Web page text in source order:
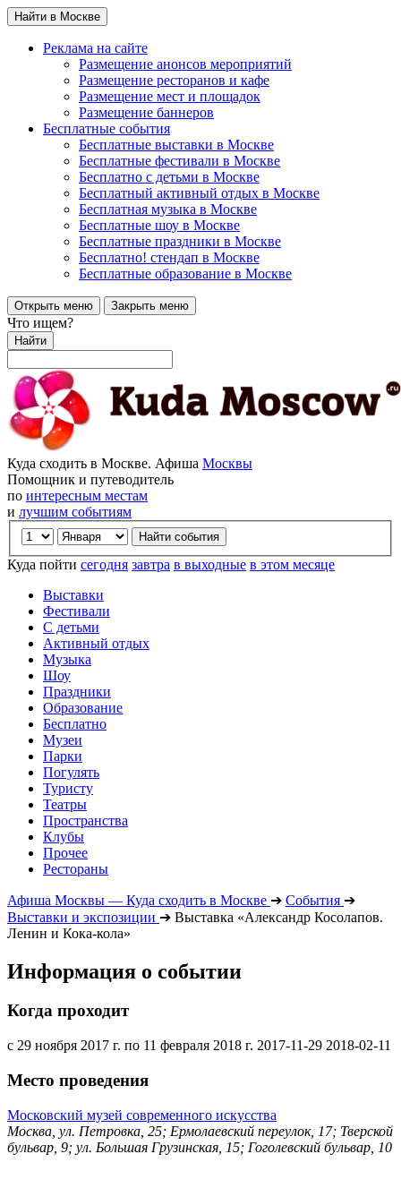
Найти в Москве
Реклама на сайте
Размещение анонсов мероприятий
Размещение ресторанов и кафе
Размещение мест и площадок
Размещение баннеров
Бесплатные события
Бесплатные выставки в Москве
Бесплатные фестивали в Москве
Бесплатно с детьми в Москве
Бесплатный активный отдых в Москве
Бесплатная музыка в Москве
Бесплатные шоу в Москве
Бесплатные праздники в Москве
Бесплатно! стендап в Москве
Бесплатные образование в Москве
Открыть меню Закрыть меню
Что ищем?
Найти
Куда сходить в Москве. Афиша Москвы
Помощник и путеводитель
по интересным местам
и лучшим событиям
Куда пойти сегодня завтра в выходные в этом месяце
Выставки
Фестивали
С детьми
Активный отдых
Музыка
Шоу
Праздники
Образование
Бесплатно
Музеи
Парки
Погулять
Туристу
Театры
Пространства
Клубы
Прочее
Рестораны
Афиша Москвы — Куда сходить в Москве ➔ События ➔
Выставки и экспозиции ➔ Выставка «Александр Косолапов.
Ленин и Кока-кола»
Информация о событии
Когда проходит
с 29 ноября 2017 г. по 11 февраля 2018 г. 2017-11-29 2018-02-11
Место проведения
Московский музей современного искусства
Москва, ул. Петровка, 25; Ермолаевский переулок, 17; Тверской
бульвар, 9; ул. Большая Грузинская, 15; Гоголевский бульвар, 10